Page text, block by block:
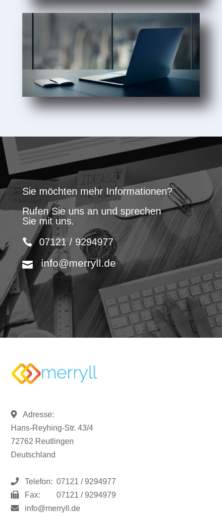
Sie möchten mehr Informationen?
Rufen Sie uns an und sprechen
Sie mit uns.
07121 / 9294977
info@merryll.de
Adresse:
Hans-Reyhing-Str. 43/4
72762 Reutlingen
Deutschland
Telefon: 07121 / 9294977
Fax:
07121 / 9294979
info@merryll.de